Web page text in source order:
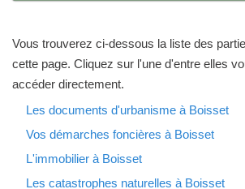
Vous trouverez ci-dessous la liste des
cette page. Cliquez sur l'une d'entre elles
accéder directement.
Les documents d'urbanisme à Boisset
Vos démarches foncières à Boisset
L'immobilier à Boisset
Les catastrophes naturelles à Boisset